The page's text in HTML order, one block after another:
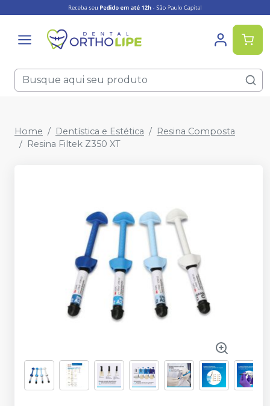
Home Dentística e Estética
Resina Composta
Resina Filtek Z350 XT